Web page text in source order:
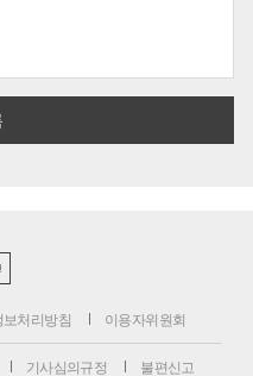
보처리방침 이용자위원회
기사심의규정 불편신고